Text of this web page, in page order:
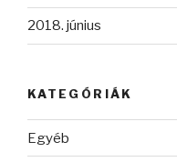
2018. június
KATEGÓRIÁK
Egyéb